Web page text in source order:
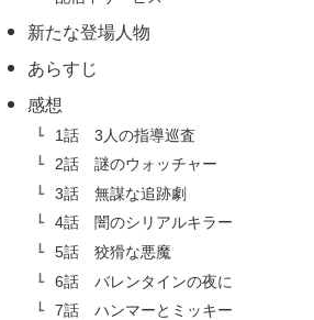
新たな登場人物
あらすじ
感想
1話 3人の指導巡査
2話 謎のウォッチャー
3話 無謀な追跡劇
4話 闇のシリアルキラー
5話 狡猾な悪魔
6話 バレンタインの夜に
7話 ハンマーとミッキー